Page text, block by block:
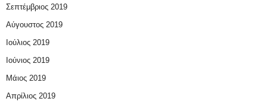
Σεπτέμβριος 2019
Αύγουστος 2019
Ιούλιος 2019
Ιούνιος 2019
Μάιος 2019
Απρίλιος 2019